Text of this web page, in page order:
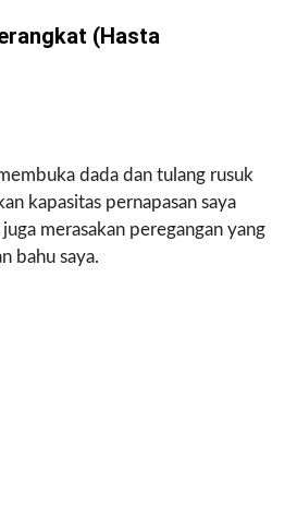
(hasta
dada dan tulang rusuk
kapasitas pernapasan saya
merasakan peregangan yang
bahu saya.